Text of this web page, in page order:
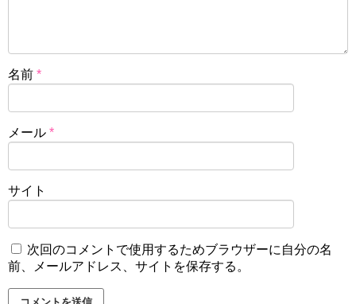
名前 *
メール *
サイト
次回のコメントで使用するためブラウザーに自分の名
前、メールアドレス、サイトを保存する。